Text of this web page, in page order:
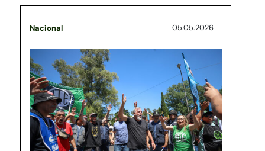
Nacional 05.05.2026